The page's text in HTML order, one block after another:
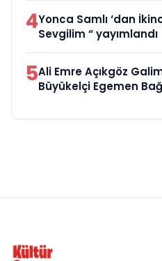
4Yonca Samlı ‘dan
Sevgilim “ yayımlandı
5Ali Emre Açıkgöz
Büyükelçi Egemen